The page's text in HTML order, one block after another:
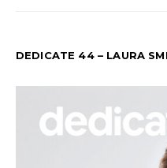
DEDICATE 44 – LAURA